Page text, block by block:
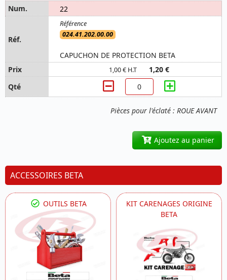
Pièces pour l'éclaté : ROUE AVANT
22
024.41.202.00.00
CAPUCHON DE PROTECTION BETA
1,00 € H.T 1,20 €
Ajoutez au panier
ACCESSOIRES BETA
OUTILS BETA
KIT CARENAGES ORIGINE
BETA